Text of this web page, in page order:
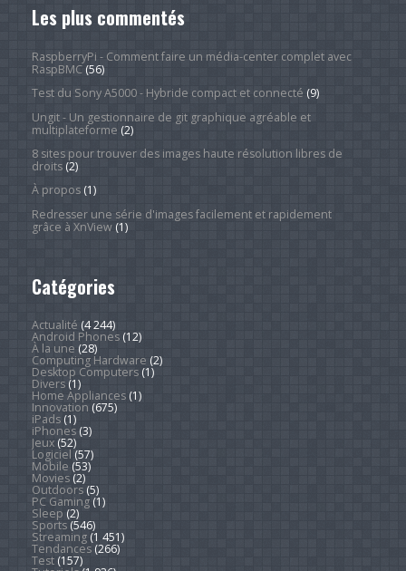
Les plus commentés
RaspberryPi - Comment faire un média-center complet avec
RaspBMC(56)
Test du Sony A5000 - Hybride compact et connecté (9)
Ungit - Un gestionnaire de git graphique agréable et
multiplateforme (2)
8 sites pour trouver des images haute résolution libres de
droits(2)
À propos(1)
Redresser une série d'images facilement et rapidement
grâce à XnView(1)
Catégories
Actualité (4 244)
Android Phones(12)
À la une (28)
Computing Hardware (2)
Desktop Computers(1)
Divers(1)
Home Appliances(1)
Innovation (675)
iPads(1)
iPhones(3)
Jeux(52)
Logiciel (57)
Mobile (53)
Movies(2)
Outdoors(5)
PC Gaming(1)
Sleep (2)
Sports(546)
Streaming(1 451)
Tendances(266)
Test(157)